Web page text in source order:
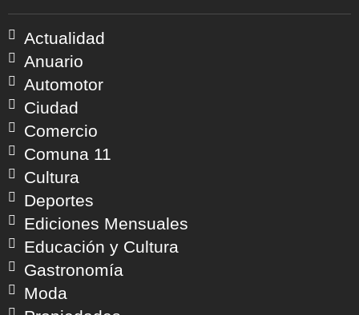
Actualidad
Anuario
Automotor
Ciudad
Comercio
Comuna 11
Cultura
Deportes
Ediciones Mensuales
Educación y Cultura
Gastronomía
Moda